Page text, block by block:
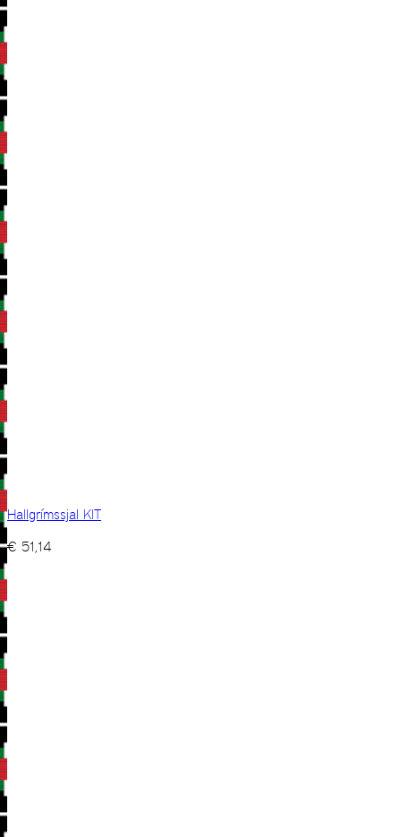
Hallgrímssjal KIT
€ 51,14